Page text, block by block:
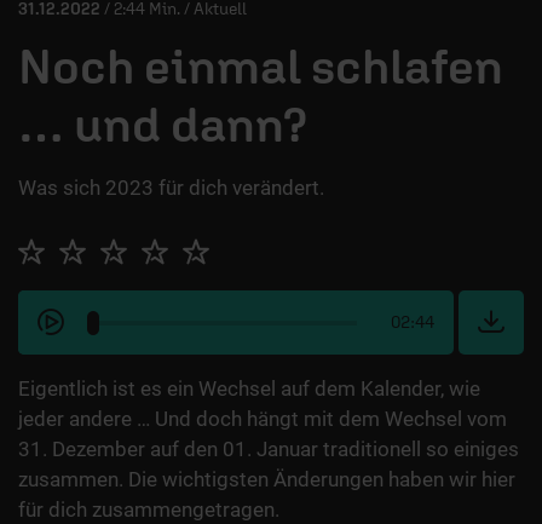
ÜBER UNS
31.12.2022 / 2:44 Min. / Aktuell
Noch einmal schlafen
… und dann?
Was sich 2023 für dich verändert.
02:44
Eigentlich ist es ein Wechsel auf dem Kalender, wie
jeder andere … Und doch hängt mit dem Wechsel vom
31. Dezember auf den 01. Januar traditionell so einiges
zusammen. Die wichtigsten Änderungen haben wir hier
für dich zusammengetragen.